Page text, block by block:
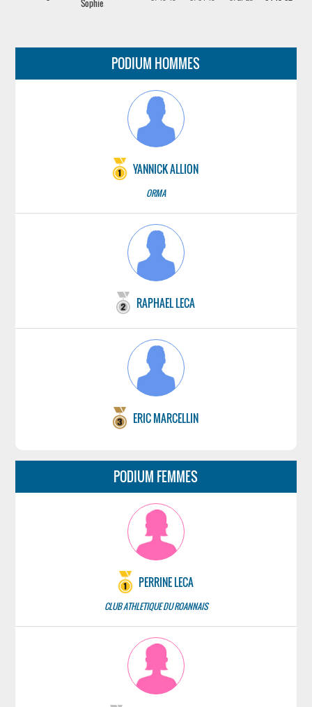
Sophie
PODIUM HOMMES
YANNICK ALLION
ORMA
RAPHAEL LECA
ERIC MARCELLIN
PODIUM FEMMES
PERRINE LECA
CLUB ATHLETIQUE DU ROANNAIS